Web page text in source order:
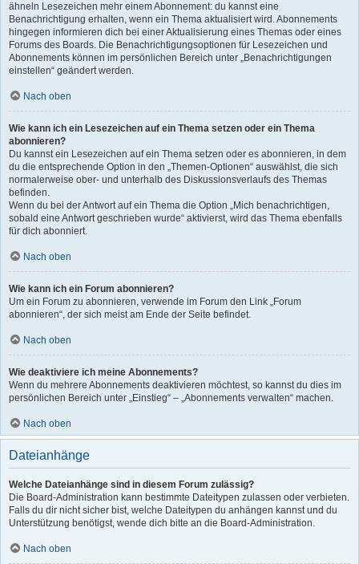
ähneln Lesezeichen mehr einem Abonnement: du kannst eine
Benachrichtigung erhalten, wenn ein Thema aktualisiert wird. Abonnements
hingegen informieren dich bei einer Aktualisierung eines Themas oder eines
Forums des Boards. Die Benachrichtigungsoptionen für Lesezeichen und
Abonnements können im persönlichen Bereich unter „Benachrichtigungen
einstellen“ geändert werden.
Nach oben
Wie kann ich ein Lesezeichen auf ein Thema setzen oder ein Thema
abonnieren?
Du kannst ein Lesezeichen auf ein Thema setzen oder es abonnieren, in dem
du die entsprechende Option in den „Themen-Optionen“ auswählst, die sich
normalerweise ober- und unterhalb des Diskussionsverlaufs des Themas
befinden.
Wenn du bei der Antwort auf ein Thema die Option „Mich benachrichtigen,
sobald eine Antwort geschrieben wurde“ aktivierst, wird das Thema ebenfalls
für dich abonniert.
Nach oben
Wie kann ich ein Forum abonnieren?
Um ein Forum zu abonnieren, verwende im Forum den Link „Forum
abonnieren“, der sich meist am Ende der Seite befindet.
Nach oben
Wie deaktiviere ich meine Abonnements?
Wenn du mehrere Abonnements deaktivieren möchtest, so kannst du dies im
persönlichen Bereich unter „Einstieg“ – „Abonnements verwalten“ machen.
Nach oben
Dateianhänge
Welche Dateianhänge sind in diesem Forum zulässig?
Die Board-Administration kann bestimmte Dateitypen zulassen oder verbieten.
Falls du dir nicht sicher bist, welche Dateitypen du anhängen kannst und du
Unterstützung benötigst, wende dich bitte an die Board-Administration.
Nach oben